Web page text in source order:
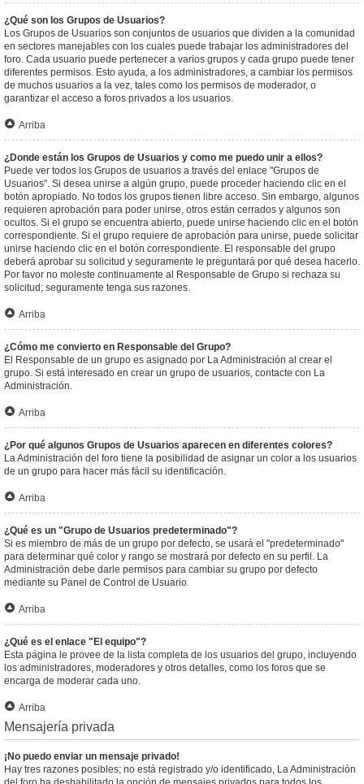
¿Qué son los Grupos de Usuarios?
Los Grupos de Usuarios son conjuntos de usuarios que dividen a la comunidad
en sectores manejables con los cuales puede trabajar los administradores del
foro. Cada usuario puede pertenecer a varios grupos y cada grupo puede tener
diferentes permisos. Esto ayuda, a los administradores, a cambiar los permisos
de muchos usuarios a la vez, tales como los permisos de moderador, o
garantizar el acceso a foros privados a los usuarios.
Arriba
¿Donde están los Grupos de Usuarios y como me puedo unir a ellos?
Puede ver todos los Grupos de usuarios a través del enlace "Grupos de
Usuarios". Si desea unirse a algún grupo, puede proceder haciendo clic en el
botón apropiado. No todos los grupos tienen libre acceso. Sin embargo, algunos
requieren aprobación para poder unirse, otros están cerrados y algunos son
ocultos. Si el grupo se encuentra abierto, puede unirse haciendo clic en el botón
correspondiente. Si el grupo requiere de aprobación para unirse, puede solicitar
unirse haciendo clic en el botón correspondiente. El responsable del grupo
deberá aprobar su solicitud y seguramente le preguntará por qué desea hacerlo.
Por favor no moleste continuamente al Responsable de Grupo si rechaza su
solicitud; seguramente tenga sus razones.
Arriba
¿Cómo me convierto en Responsable del Grupo?
El Responsable de un grupo es asignado por La Administración al crear el
grupo. Si está interesado en crear un grupo de usuarios, contacte con La
Administración.
Arriba
¿Por qué algunos Grupos de Usuarios aparecen en diferentes colores?
La Administración del foro tiene la posibilidad de asignar un color a los usuarios
de un grupo para hacer más fácil su identificación.
Arriba
¿Qué es un "Grupo de Usuarios predeterminado"?
Si es miembro de más de un grupo por defecto, se usará el "predeterminado"
para determinar qué color y rango se mostrará por defecto en su perfil. La
Administración debe darle permisos para cambiar su grupo por defecto
mediante su Panel de Control de Usuario.
Arriba
¿Qué es el enlace "El equipo"?
Esta página le provee de la lista completa de los usuarios del grupo, incluyendo
los administradores, moderadores y otros detalles, como los foros que se
encarga de moderar cada uno.
Arriba
Mensajería privada
¡No puedo enviar un mensaje privado!
Hay tres razones posibles; no está registrado y/o identificado, La Administración